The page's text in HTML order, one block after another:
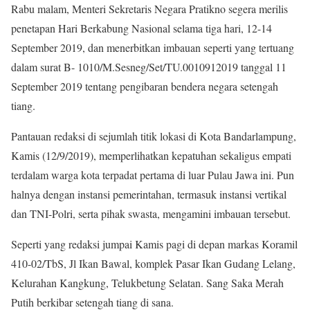
Rabu malam, Menteri Sekretaris Negara Pratikno segera merilis
penetapan Hari Berkabung Nasional selama tiga hari, 12-14
September 2019, dan menerbitkan imbauan seperti yang tertuang
dalam surat B- 1010/M.Sesneg/Set/TU.0010912019 tanggal 11
September 2019 tentang pengibaran bendera negara setengah
tiang.
Pantauan redaksi di sejumlah titik lokasi di Kota Bandarlampung,
Kamis (12/9/2019), memperlihatkan kepatuhan sekaligus empati
terdalam warga kota terpadat pertama di luar Pulau Jawa ini. Pun
halnya dengan instansi pemerintahan, termasuk instansi vertikal
dan TNI-Polri, serta pihak swasta, mengamini imbauan tersebut.
Seperti yang redaksi jumpai Kamis pagi di depan markas Koramil
410-02/TbS, Jl Ikan Bawal, komplek Pasar Ikan Gudang Lelang,
Kelurahan Kangkung, Telukbetung Selatan. Sang Saka Merah
Putih berkibar setengah tiang di sana.